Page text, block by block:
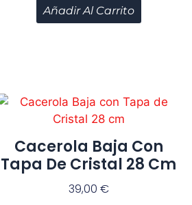
Añadir Al Carrito
Cacerola Baja Con
Tapa De Cristal 28 Cm
39,00 €